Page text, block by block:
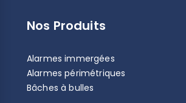
Nos Produits
Alarmes immergées
Alarmes périmétriques
Bâches à bulles